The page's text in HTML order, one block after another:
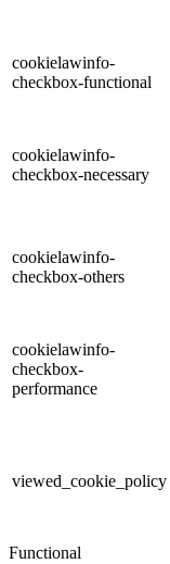
cookielawinfo-
checkbox-functional
cookielawinfo-
checkbox-necessary
cookielawinfo-
checkbox-others
cookielawinfo-
checkbox-
performance
viewed_cookie_policy
Functional